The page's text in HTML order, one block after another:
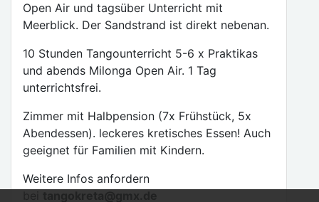
Open Air und tagsüber Unterricht mit
Meerblick. Der Sandstrand ist direkt nebenan.
10 Stunden Tangounterricht 5-6 x Praktikas
und abends Milonga Open Air. 1 Tag
unterrichtsfrei.
Zimmer mit Halbpension (7x Frühstück, 5x
Abendessen). leckeres kretisches Essen! Auch
geeignet für Familien mit Kindern.
Weitere Infos anfordern